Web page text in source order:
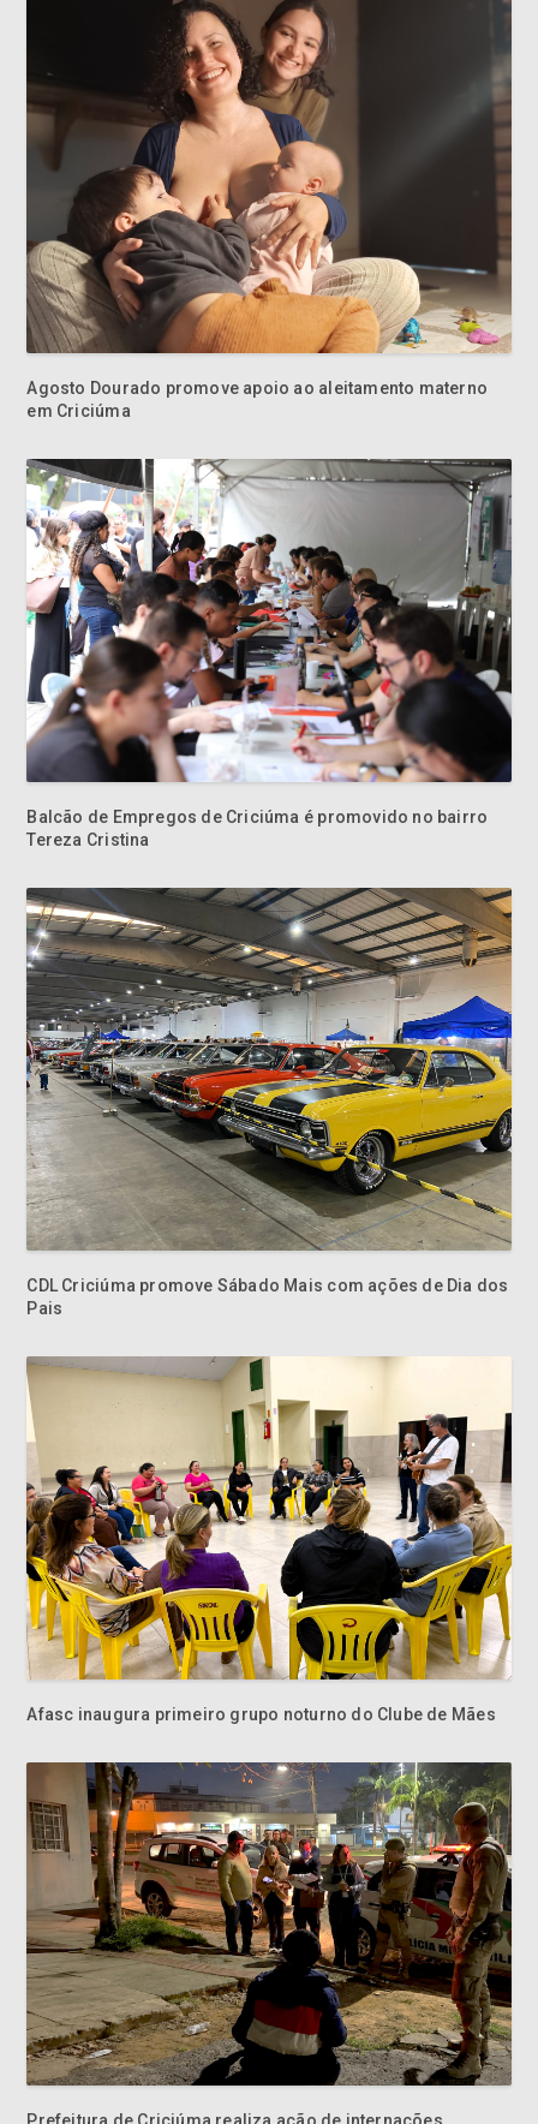
Agosto Dourado promove apoio ao aleitamento materno
em Criciúma
Balcão de Empregos de Criciúma é promovido no bairro
Tereza Cristina
CDL Criciúma promove Sábado Mais com ações de Dia dos
Pais
Afasc inaugura primeiro grupo noturno do Clube de Mães
Prefeitura de Criciúma realiza ação de internações